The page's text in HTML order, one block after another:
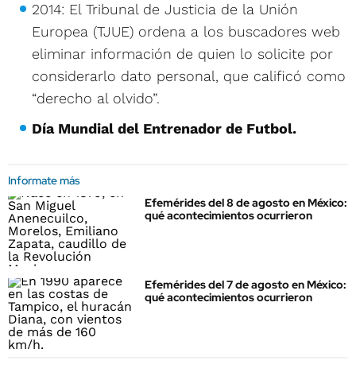
2014: El Tribunal de Justicia de la Unión
Europea (TJUE) ordena a los buscadores web
eliminar información de quien lo solicite por
considerarlo dato personal, que calificó como
“derecho al olvido”.
Día Mundial del Entrenador de Futbol.
Informate más
Efemérides del 8 de agosto en México:
qué acontecimientos ocurrieron
Efemérides del 7 de agosto en México:
qué acontecimientos ocurrieron